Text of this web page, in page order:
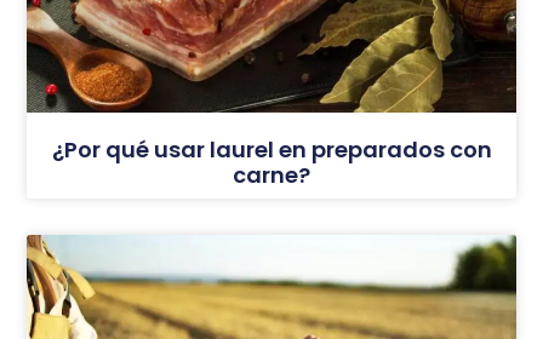
¿Por qué usar laurel en preparados con
carne?